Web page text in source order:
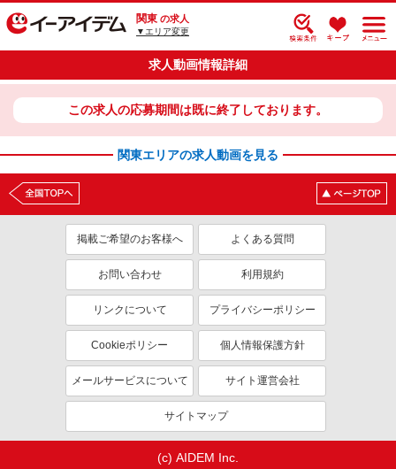
関東 の求人
▼エリア変更
求人動画情報詳細
この求人の応募期間は既に終了しております。
関東エリアの求人動画を見る
掲載ご希望のお客様へ よくある質問
お問い合わせ 利用規約
リンクについて プライバシーポリシー
Cookieポリシー 個人情報保護方針
メールサービスについて サイト運営会社
サイトマップ
(c) AIDEM Inc.